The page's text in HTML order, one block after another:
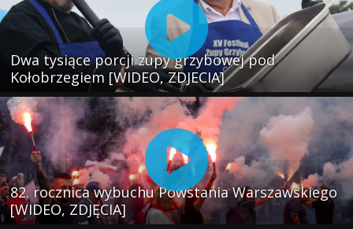
Dwa tysiące porcji zupy grzybowej pod
Kołobrzegiem [WIDEO, ZDJECIA]
82. rocznica wybuchu Powstania Warszawskiego
[WIDEO, ZDJĘCIA]